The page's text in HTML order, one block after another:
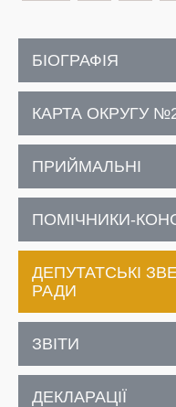
БІОГРАФІЯ
КАРТА ОКРУГУ
ПРИЙМАЛЬНІ
ПОМІЧНИКИ-
ДЕПУТАТСЬКІ
РАДИ
ЗВІТИ
ДЕКЛАРАЦІЇ